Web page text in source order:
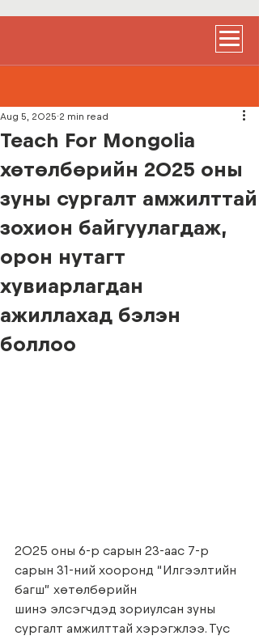
Teach For Mongolia
хөтөлбөрийн 2025 оны
зуны сургалт амжилттай
зохион байгуулагдаж,
орон нутагт
хувиарлагдан
ажиллахад бэлэн
боллоо
Aug 5, 2025 2 min read
2025 оны 6-р сарын 23-аас 7-р
сарын 31-ний хооронд “Илгээлтийн
багш” хөтөлбөрийн
шинэ элсэгчдэд зориулсан зуны
сургалт амжилттай хэрэгжлээ. Тус